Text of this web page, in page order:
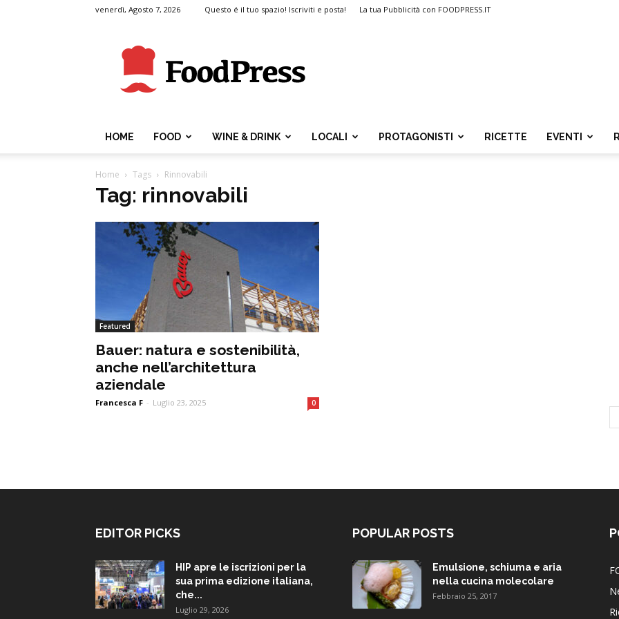
venerdì, Agosto 7, 2026 Questo é il tuo spazio! Iscriviti e posta! La tua Pubblicità con FOODPRESS.IT
FoodPress
HOME FOOD WINE & DRINK LOCALI PROTAGONISTI RICETTE EVENTI
Home Tags Rinnovabili
Tag: rinnovabili
Featured
Bauer: natura e sostenibilità,
anche nell’architettura
aziendale
Francesca F - Luglio 23, 2025 0
EDITOR PICKS
HIP apre le iscrizioni per la
sua prima edizione italiana,
che...
Luglio 29, 2026
POPULAR POSTS
Emulsione, schiuma e aria
nella cucina molecolare
Febbraio 25, 2017